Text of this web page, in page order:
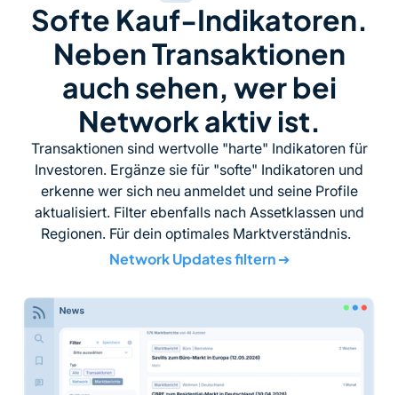
Softe Kauf-Indikatoren.
Neben Transaktionen
auch sehen, wer bei
Network aktiv ist.
Transaktionen sind wertvolle "harte" Indikatoren für
Investoren. Ergänze sie für "softe" Indikatoren und
erkenne wer sich neu anmeldet und seine Profile
aktualisiert. Filter ebenfalls nach Assetklassen und
Regionen. Für dein optimales Marktverständnis.
Network Updates filtern➔